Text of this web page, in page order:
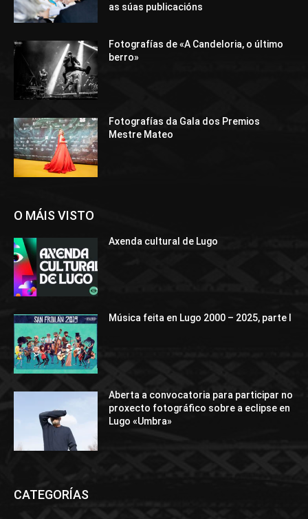
as súas publicacións
Fotografías de «A Candeloria, o último
berro»
Fotografías da Gala dos Premios
Mestre Mateo
O MÁIS VISTO
Axenda cultural de Lugo
Música feita en Lugo 2000 – 2025, parte I
Aberta a convocatoria para participar no
proxecto fotográfico sobre a eclipse en
Lugo «Umbra»
CATEGORÍAS